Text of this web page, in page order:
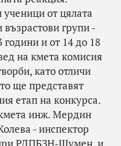
ученици от цялата
групи -
години и от 14 до 18
на кмета комисия
като отличи
ще представят
етап на конкурса.
инж. Мердин
- инспектор
РДПБЗН-Шумен, и